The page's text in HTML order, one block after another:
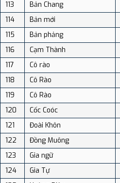
113
Bản Chang
114
Bản mới
115
Bản phảng
116
Cạm Thành
117
Cô rào
118
Cô Rào
119
Cô Rào
120
Cốc Coóc
121
Đoài Khôn
122
Đồng Muông
123
Gia ngữ
124
Gia Tự